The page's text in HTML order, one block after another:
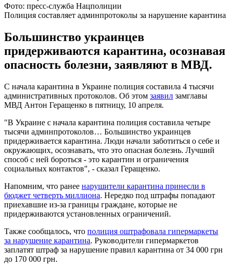
Фото: пресс-служба Нацполиции
Полиция составляет админпротоколы за нарушение карантина
Большинство украинцев
придерживаются карантина, осознавая
опасность болезни, заявляют в МВД.
С начала карантина в Украине полиция составила 4 тысячи
административных протоколов. Об этом заявил замглавы
МВД Антон Геращенко в пятницу, 10 апреля.
"В Украине с начала карантина полиция составила четыре
тысячи админпротоколов… Большинство украинцев
придерживается карантина. Люди начали заботиться о себе и
окружающих, осознавать, что это опасная болезнь. Лучший
способ с ней бороться - это карантин и ограничения
социальных контактов", - сказал Геращенко.
Напомним, что ранее нарушители карантина принесли в
бюджет четверть миллиона. Нередко под штрафы попадают
приехавшие из-за границы граждане, которые не
придерживаются установленных ограничений.
Также сообщалось, что полиция оштрафовала гипермаркеты
за нарушение карантина. Руководители гипермаркетов
заплатят штраф за нарушение правил карантина от 34 000 грн
до 170 000 грн.